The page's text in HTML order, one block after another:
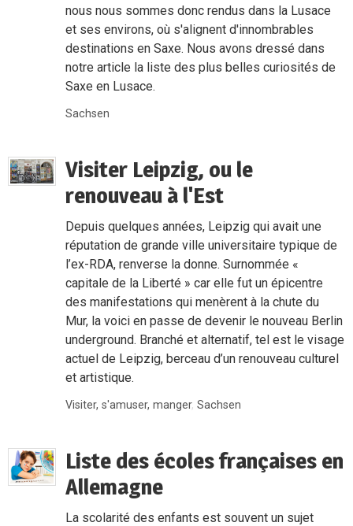
nous nous sommes donc rendus dans la Lusace
et ses environs, où s'alignent d'innombrables
destinations en Saxe. Nous avons dressé dans
notre article la liste des plus belles curiosités de
Saxe en Lusace.
Sachsen
Visiter Leipzig, ou le
renouveau à l'Est
Depuis quelques années, Leipzig qui avait une
réputation de grande ville universitaire typique de
l’ex-RDA, renverse la donne. Surnommée «
capitale de la Liberté » car elle fut un épicentre
des manifestations qui menèrent à la chute du
Mur, la voici en passe de devenir le nouveau Berlin
underground. Branché et alternatif, tel est le visage
actuel de Leipzig, berceau d’un renouveau culturel
et artistique.
Visiter, s'amuser, manger,Sachsen
Liste des écoles françaises en
Allemagne
La scolarité des enfants est souvent un sujet